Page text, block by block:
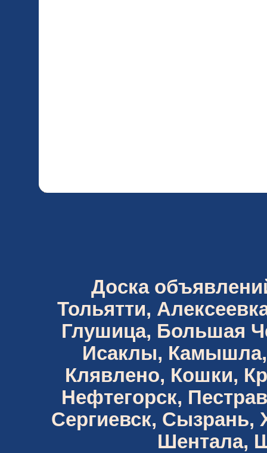
Доска
Тольятти,
Глушица, Большая
Исаклы, Камышла,
Клявлено, Кошки,
Нефтегорск,
Сергиевск,
Шентала,